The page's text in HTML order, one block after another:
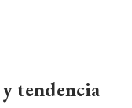
tendencia